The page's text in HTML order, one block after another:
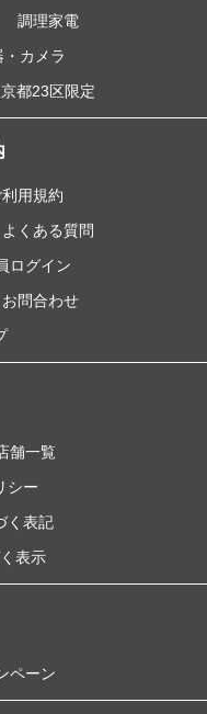
調理家電
・カメラ
都23区限定
利用規約
よくある質問
ログイン
お問合わせ
舗一覧
シー
く表記
表示
ペーン